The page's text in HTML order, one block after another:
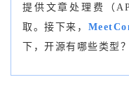
提供文章处理费（
取。接下来，
下，开源有哪些类型